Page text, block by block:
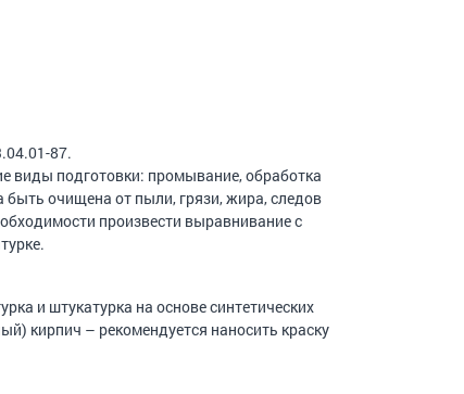
87.
виды подготовки: промывание, обработка
очищена от пыли, грязи, жира, следов
произвести выравнивание с
и штукатурка на основе синтетических
кирпич – рекомендуется наносить краску